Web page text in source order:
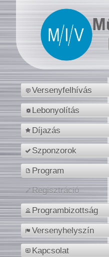
Versenyfelhívás
Lebonyolítás
Díjazás
Szponzorok
Program
Regisztráció
Programbizottság
Versenyhelyszín
Kapcsolat